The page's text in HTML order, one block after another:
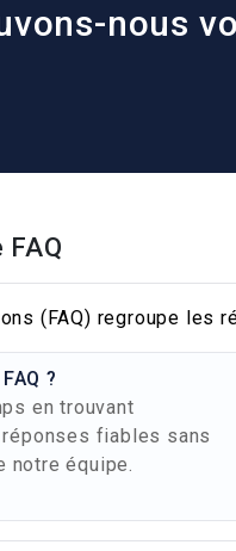
nous
(FAQ) regroupe les
?
en trouvant
fiables sans
notre équipe.